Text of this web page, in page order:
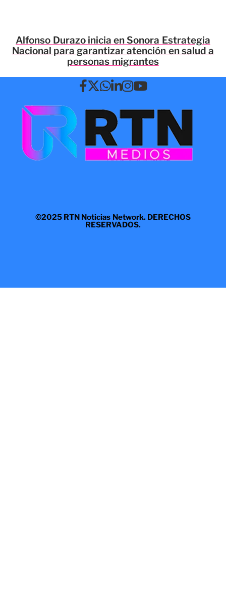
Alfonso Durazo inicia en Sonora Estrategia
Nacional para garantizar atención en salud a
personas migrantes
©2025 RTN Noticias Network. DERECHOS
RESERVADOS.